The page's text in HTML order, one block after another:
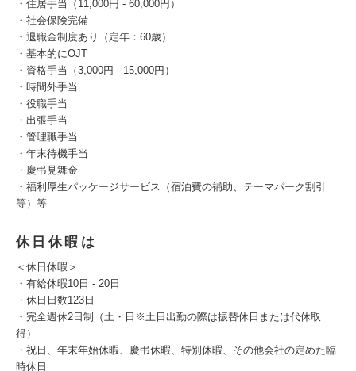
・住居手当（11,000円 - 60,000円）
・社会保険完備
・退職金制度あり（定年：60歳）
・基本的にOJT
・資格手当（3,000円 - 15,000円）
・時間外手当
・役職手当
・出張手当
・管理職手当
・年末待機手当
・慶弔見舞金
・福利厚生パッケージサービス（宿泊費の補助、テーマパーク割引
等）等
休日休暇は
＜休日休暇＞
・有給休暇10日 - 20日
・休日日数123日
・完全週休2日制（土・日※土日出勤の際は振替休日または代休取
得）
・祝日、年末年始休暇、慶弔休暇、特別休暇、その他会社の定めた臨
時休日